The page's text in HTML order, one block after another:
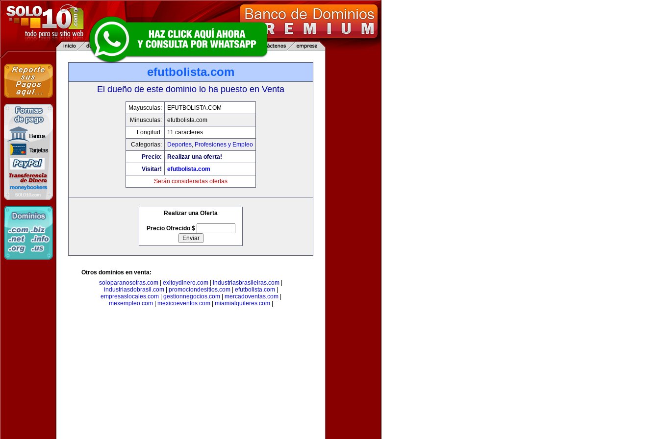
efutbolista.com
El dueño de este dominio lo ha puesto en Venta
Mayusculas:
EFUTBOLISTA.COM
Minusculas:
efutbolista.com
Longitud:
11 caracteres
Categorias:
Deportes, Profesiones y Empleo
Precio:
Realizar una oferta!
Visitar!
efutbolista.com
Serán consideradas ofertas
Realizar una Oferta
Precio Ofrecido $
Otros dominios en venta:
soloparanosotras.com
exitoydinero.com industriasbrasileiras.com
industriasdobrasil.com| promociondesitios.com| efutbolista.com|
empresaslocales.com| gestionnegocios.com| mercadoventas.com|
mexempleo.com| mexicoeventos.com| miamialquileres.com|